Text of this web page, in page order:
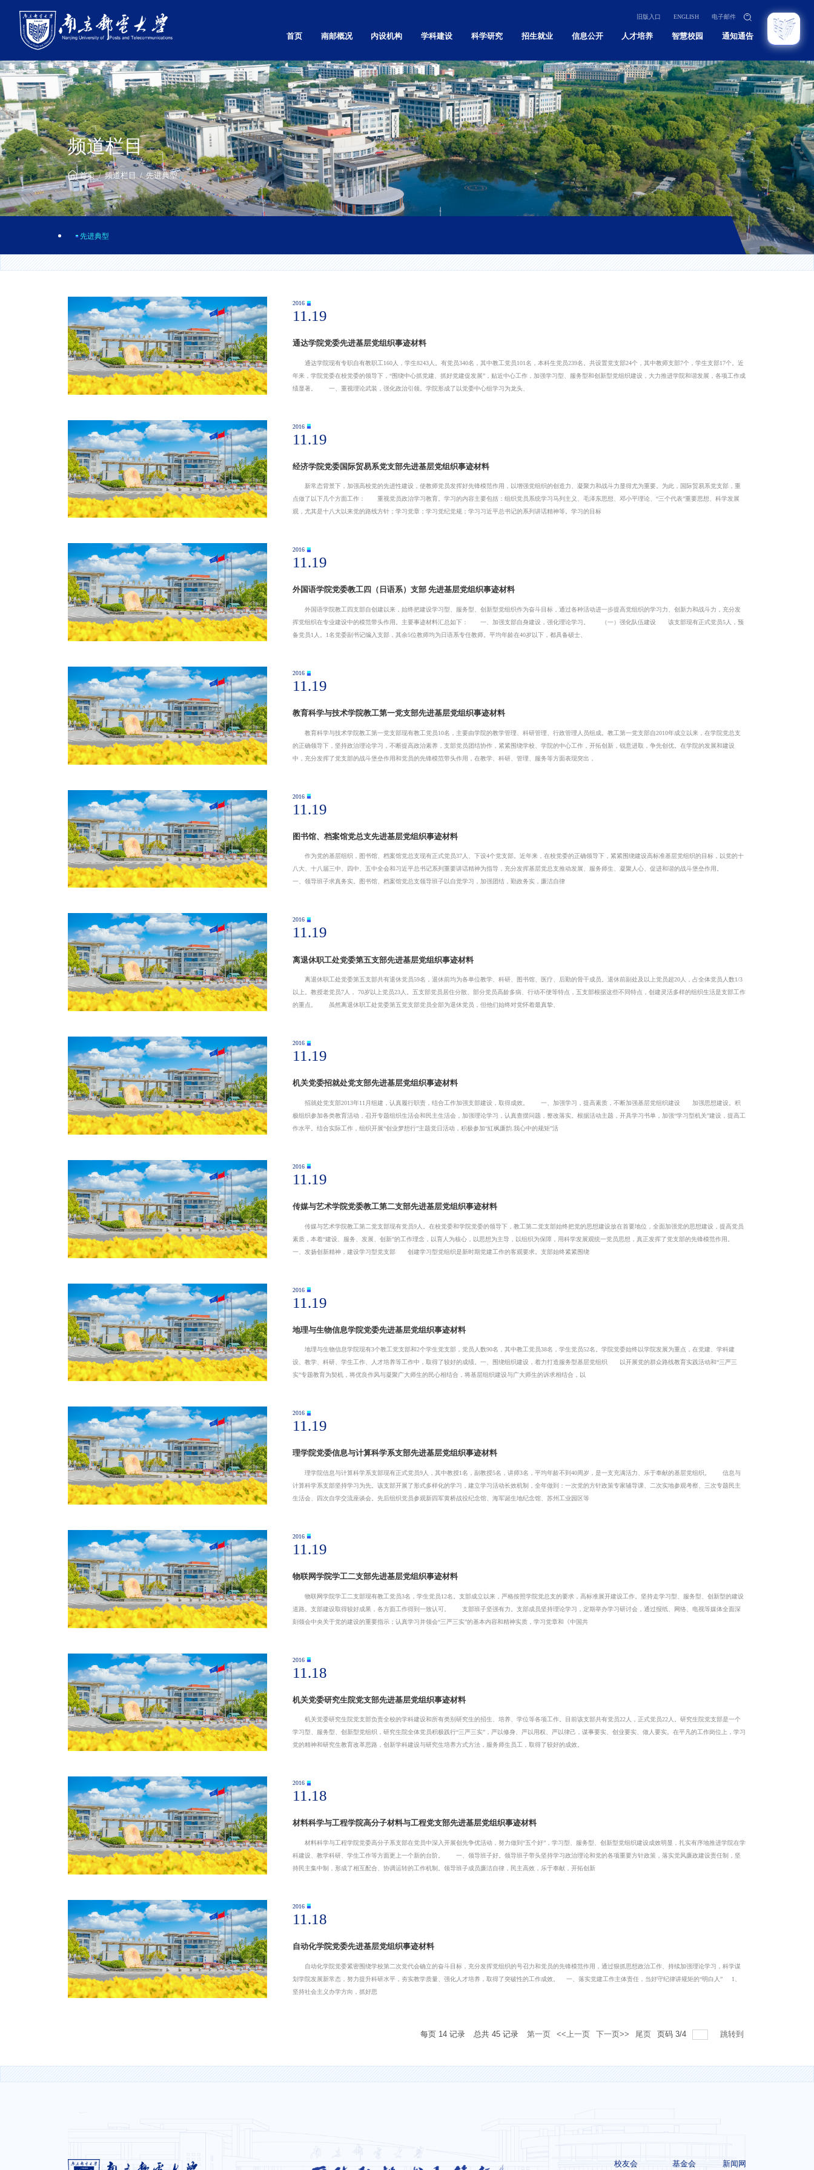
旧版入口 ENGLISH 电子邮件
首页 南邮概况
学校章程
南邮精神
校标校训
南邮校史
南邮校歌
现任领导
视频展播
校园实景漫游
校园景色
校区地图
内设机构
教学机构
基层党的组织
科研机构
直属单位和其他
独立学院
学科建设 科学研究
社会科学研究
高等教育研究
科技基础条件平台
学术刊物
招生就业
研究生招生
留学生招生
继续教育招生
就业信息网
信息公开 人才培养
研究生
留学生
继续教育
实验教学示范中心
教学质量监控与评估
智慧校园 通知通告
频道栏目
首页 频道栏目 先进典型
先进典型
2016
11.19
通达学院党委先进基层党组织事迹材料
通达学院现有专职自有教职工160人，学生8243人。有党员340名，其中教工党员101名，本科生党员239名。共设置党支部24个，其中教师支部7个，学生支部17个。近
年来，学院党委在校党委的领导下，“围绕中心抓党建、抓好党建促发展”，贴近中心工作，加强学习型、服务型和创新型党组织建设，大力推进学院和谐发展，各项工作成
绩显著。 一、重视理论武装，强化政治引领。学院形成了以党委中心组学习为龙头、
2016
11.19
经济学院党委国际贸易系党支部先进基层党组织事迹材料
新常态背景下，加强高校党的先进性建设，使教师党员发挥好先锋模范作用，以增强党组织的创造力、凝聚力和战斗力显得尤为重要。为此，国际贸易系党支部，重
点做了以下几个方面工作： 重视党员政治学习教育。学习的内容主要包括：组织党员系统学习马列主义、毛泽东思想、邓小平理论、“三个代表”重要思想、科学发展
观，尤其是十八大以来党的路线方针；学习党章；学习党纪党规；学习习近平总书记的系列讲话精神等。学习的目标
2016
11.19
外国语学院党委教工四（日语系）支部 先进基层党组织事迹材料
外国语学院教工四支部自创建以来，始终把建设学习型、服务型、创新型党组织作为奋斗目标，通过各种活动进一步提高党组织的学习力、创新力和战斗力，充分发
挥党组织在专业建设中的模范带头作用。主要事迹材料汇总如下： 一、加强支部自身建设，强化理论学习。 （一）强化队伍建设 该支部现有正式党员5人，预
备党员1人。1名党委副书记编入支部，其余5位教师均为日语系专任教师。平均年龄在40岁以下，都具备硕士、
2016
11.19
教育科学与技术学院教工第一党支部先进基层党组织事迹材料
教育科学与技术学院教工第一党支部现有教工党员10名，主要由学院的教学管理、科研管理、行政管理人员组成。教工第一党支部自2010年成立以来，在学院党总支
的正确领导下，坚持政治理论学习，不断提高政治素养，支部党员团结协作，紧紧围绕学校、学院的中心工作，开拓创新，锐意进取，争先创优。在学院的发展和建设
中，充分发挥了党支部的战斗堡垒作用和党员的先锋模范带头作用，在教学、科研、管理、服务等方面表现突出，
2016
11.19
图书馆、档案馆党总支先进基层党组织事迹材料
作为党的基层组织，图书馆、档案馆党总支现有正式党员37人、下设4个党支部。近年来，在校党委的正确领导下，紧紧围绕建设高标准基层党组织的目标，以党的十
八大、十八届三中、四中、五中全会和习近平总书记系列重要讲话精神为指导，充分发挥基层党总支推动发展、服务师生、凝聚人心、促进和谐的战斗堡垒作用。
一、领导班子求真务实。图书馆、档案馆党总支领导班子以自觉学习，加强团结，勤政务实，廉洁自律
2016
11.19
离退休职工处党委第五支部先进基层党组织事迹材料
离退休职工处党委第五支部共有退休党员59名，退休前均为各单位教学、科研、图书馆、医疗、后勤的骨干成员。退休前副处及以上党员超20人，占全体党员人数1/3
以上。教授老党员7人， 70岁以上党员23人。五支部党员居住分散、部分党员高龄多病、行动不便等特点，五支部根据这些不同特点，创建灵活多样的组织生活是支部工作
的重点。 虽然离退休职工处党委第五党支部党员全部为退休党员，但他们始终对党怀着最真挚、
2016
11.19
机关党委招就处党支部先进基层党组织事迹材料
招就处党支部2013年11月组建，认真履行职责，结合工作加强支部建设，取得成效。 一、加强学习，提高素质，不断加强基层党组织建设 加强思想建设。积
极组织参加各类教育活动，召开专题组织生活会和民主生活会，加强理论学习，认真查摆问题，整改落实。根据活动主题，开具学习书单，加强“学习型机关”建设，提高工
作水平。结合实际工作，组织开展“创业梦想行”主题党日活动，积极参加“紅枫廉韵.我心中的规矩”活
2016
11.19
传媒与艺术学院党委教工第二支部先进基层党组织事迹材料
传媒与艺术学院教工第二党支部现有党员9人。在校党委和学院党委的领导下，教工第二党支部始终把党的思想建设放在首要地位，全面加强党的思想建设，提高党员
素质，本着“建设、服务、发展、创新”的工作理念，以育人为核心，以思想为主导，以组织为保障，用科学发展观统一党员思想，真正发挥了党支部的先锋模范作用。
一、发扬创新精神，建设学习型党支部 创建学习型党组织是新时期党建工作的客观要求。支部始终紧紧围绕
2016
11.19
地理与生物信息学院党委先进基层党组织事迹材料
地理与生物信息学院现有3个教工党支部和2个学生党支部，党员人数90名，其中教工党员38名，学生党员52名。学院党委始终以学院发展为重点，在党建、学科建
设、教学、科研、学生工作、人才培养等工作中，取得了较好的成绩。一、围绕组织建设，着力打造服务型基层党组织 以开展党的群众路线教育实践活动和“三严三
实”专题教育为契机，将优良作风与凝聚广大师生的民心相结合，将基层组织建设与广大师生的诉求相结合，以
2016
11.19
理学院党委信息与计算科学系支部先进基层党组织事迹材料
理学院信息与计算科学系支部现有正式党员9人，其中教授1名，副教授5名，讲师3名，平均年龄不到40周岁，是一支充满活力、乐于奉献的基层党组织。 信息与
计算科学系支部坚持学习为先。该支部开展了形式多样化的学习，建立学习活动长效机制，全年做到：一次党的方针政策专家辅导课、二次实地参观考察、三次专题民主
生活会、四次自学交流座谈会。先后组织党员参观新四军黄桥战役纪念馆、海军诞生地纪念馆、苏州工业园区等
2016
11.19
物联网学院学工二支部先进基层党组织事迹材料
物联网学院学工二支部现有教工党员3名，学生党员12名。支部成立以来，严格按照学院党总支的要求，高标准展开建设工作。坚持走学习型、服务型、创新型的建设
道路。支部建设取得较好成果，各方面工作得到一致认可。 支部班子坚强有力。支部成员坚持理论学习，定期举办学习研讨会，通过报纸、网络、电视等媒体全面深
刻领会中央关于党的建设的重要指示；认真学习并领会“三严三实”的基本内容和精神实质，学习党章和《中国共
2016
11.18
机关党委研究生院党支部先进基层党组织事迹材料
机关党委研究生院党支部负责全校的学科建设和所有类别研究生的招生、培养、学位等各项工作。目前该支部共有党员22人，正式党员22人。研究生院党支部是一个
学习型、服务型、创新型党组织，研究生院全体党员积极践行“三严三实”，严以修身、严以用权、严以律己，谋事要实、创业要实、做人要实。在平凡的工作岗位上，学习
党的精神和研究生教育改革思路，创新学科建设与研究生培养方式方法，服务师生员工，取得了较好的成效。
2016
11.18
材料科学与工程学院高分子材料与工程党支部先进基层党组织事迹材料
材料科学与工程学院党委高分子系支部在党员中深入开展创先争优活动，努力做到“五个好”，学习型、服务型、创新型党组织建设成效明显，扎实有序地推进学院在学
科建设、教学科研、学生工作等方面更上一个新的台阶。 一、领导班子好。领导班子带头坚持学习政治理论和党的各项重要方针政策，落实党风廉政建设责任制，坚
持民主集中制，形成了相互配合、协调运转的工作机制。领导班子成员廉洁自律，民主高效，乐于奉献，开拓创新
2016
11.18
自动化学院党委先进基层党组织事迹材料
自动化学院党委紧密围绕学校第二次党代会确立的奋斗目标，充分发挥党组织的号召力和党员的先锋模范作用，通过狠抓思想政治工作、持续加强理论学习，科学谋
划学院发展新常态，努力提升科研水平，夯实教学质量、强化人才培养，取得了突破性的工作成效。 一、落实党建工作主体责任，当好守纪律讲规矩的“明白人” 1、
坚持社会主义办学方向，抓好思
每页 14 记录 总共 45 记录 第一页 <<上一页 下一页>> 尾页 页码 3/4 跳转到
校友会 基金会 新闻网